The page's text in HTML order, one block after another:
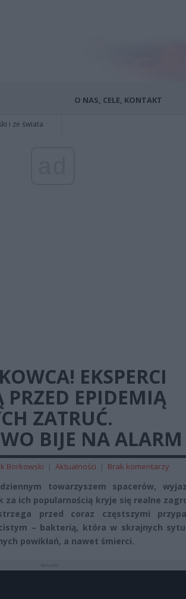
i ze świata
O NAS, CELE, KONTAKT
EKSPERCI
PRZED EPIDEMIĄ
ZATRUĆ.
BIJE NA ALARM
Borkowski | Aktualności | Brak komentarzy
towarzyszem spacerów,
za ich popularnością kryje się realne
przed coraz częstszymi
– bakterią, która w skrajnych
powikłań, a nawet śmierci.